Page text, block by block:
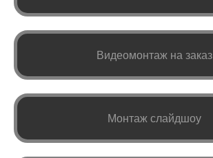
Видеомонтаж на заказ
Монтаж слайдшоу